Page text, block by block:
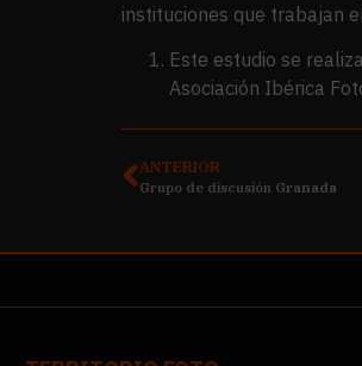
instituciones que trabajan
Este estudio se
Asociación Ibérica
ANTERIOR
Grupo de discusión Granada